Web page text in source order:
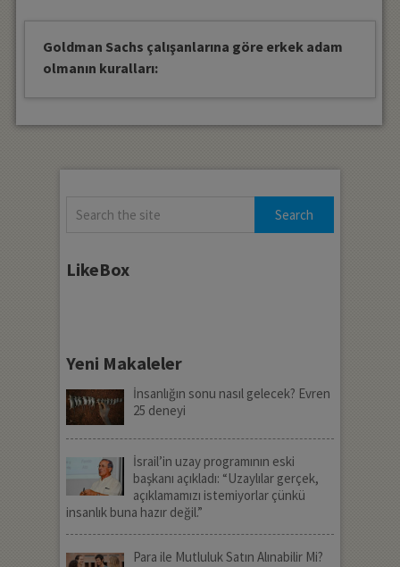
Goldman Sachs çalışanlarına göre erkek adam
olmanın kuralları:
LikeBox
Yeni Makaleler
İnsanlığın sonu nasıl gelecek? Evren
25 deneyi
İsrail’in uzay programının eski
başkanı açıkladı: “Uzaylılar gerçek,
açıklamamızı istemiyorlar çünkü
insanlık buna hazır değil.”
Para ile Mutluluk Satın Alınabilir Mi?